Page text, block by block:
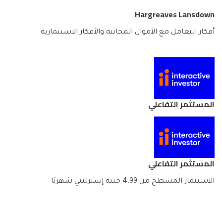
Hargreaves Lansdown
أفكار التعامل مع الأموال المجانية والأفكار الاستثمارية
المستثمر التفاعلي
المستثمر التفاعلي
الاستثمار المسطح من 4.99 جنيه إسترليني شهريًا